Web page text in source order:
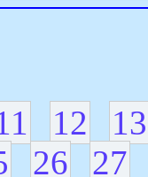
12
13
26
27